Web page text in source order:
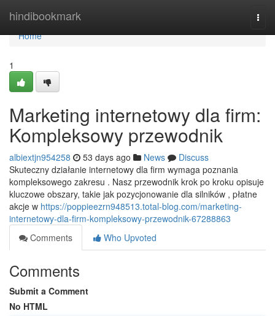
hindibookmark
Home
Home
1
Marketing internetowy dla firm:
Kompleksowy przewodnik
albiextjn954258 53 days ago News
Discuss
Skuteczny działanie internetowy dla firm wymaga poznania
kompleksowego zakresu . Nasz przewodnik krok po kroku opisuje
kluczowe obszary, takie jak pozycjonowanie dla silników , płatne
akcje w https://poppieezrn948513.total-blog.com/marketing-
internetowy-dla-firm-kompleksowy-przewodnik-67288863
Comments
Who Upvoted
Comments
Submit a Comment
No HTML